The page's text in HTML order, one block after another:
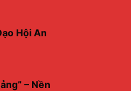
Hội An
– Nền